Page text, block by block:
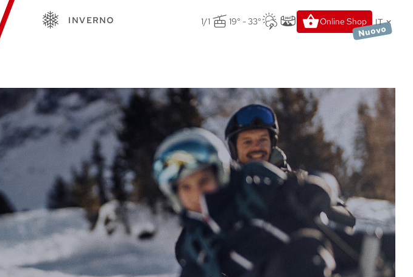
INVERNO 1/1 19° - 33° Online Shop
Nuovo
IT